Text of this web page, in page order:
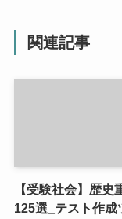
関連記事
【受験社会】歴史
125選_テスト作成